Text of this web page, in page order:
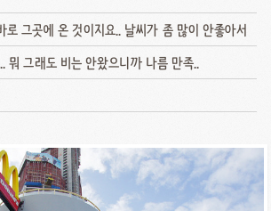
로 그곳에 온 것이지요.. 날씨가 좀 많이 안좋아서
뭐 그래도 비는 안왔으니까 나름 만족..